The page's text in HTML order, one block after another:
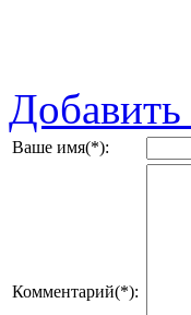
Ваше имя(*):
Комментарий(*):